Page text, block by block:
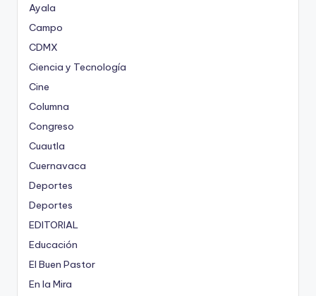
Ayala
Campo
CDMX
Ciencia y Tecnología
Cine
Columna
Congreso
Cuautla
Cuernavaca
Deportes
Deportes
EDITORIAL
Educación
El Buen Pastor
En la Mira